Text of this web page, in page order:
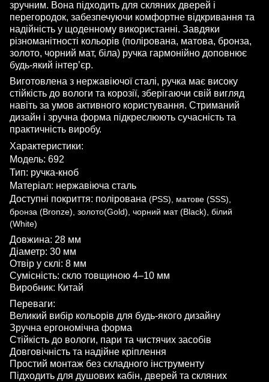
зручним. Вона підходить для скляних дверей і
перегородок, забезпечуючи комфортне відкривання та
надійність у щоденному використанні. Завдяки
різноманітності кольорів (полірована, матова, бронза,
золото, чорний мат, біла) ручка гармонійно доповнює
будь-який інтер’єр.
Виготовлена з нержавіючої сталі, ручка має високу
стійкість до вологи та корозії, зберігаючи свій вигляд
навіть за умов активного користування. Стриманий
дизайн і зручна форма підкреслюють сучасність та
практичність виробу.
Характеристики:
Модель: 692
Тип: ручка-кноб
Матеріал: нержавіюча сталь
Доступні покриття: полірована (PSS), матове (SSS),
бронза (Bronze), золото(Gold), чорний мат (Black), білий
(White)
Довжина: 28 мм
Діаметр: 30 мм
Отвір у склі: 8 мм
Сумісність: скло товщиною 4–10 мм
Виробник: Китай
Переваги:
Великий вибір кольорів для будь-якого дизайну
Зручна ергономічна форма
Стійкість до вологи, пари та чистячих засобів
Довговічність та надійне кріплення
Простий монтаж без складного інструменту
Підходить для душових кабін, дверей та скляних